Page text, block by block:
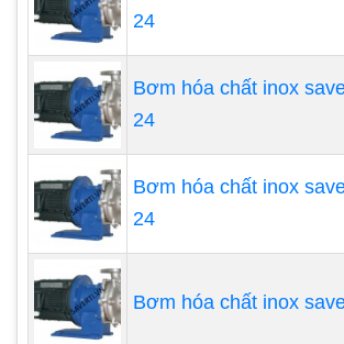
Làm thế nào để một máy bơm hóa
việc?
Khi nghiên cứu máy bơm hóa chất,
thể thấy rằng có nhiều loại máy bơm
Một số trong số này có thể bao
24
Bơm hóa chất inox
24
Bơm hóa chất inox
24
Bơm hóa chất inox